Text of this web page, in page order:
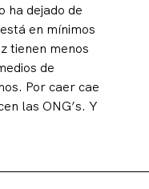
ha dejado de
en mínimos
tienen menos
de
Por caer cae
las ONG’s. Y